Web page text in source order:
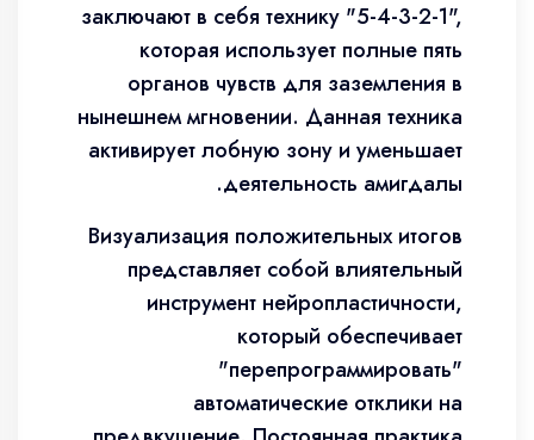
заключают в себя технику "5-4-3-2-1",
которая использует полные пять
органов чувств для заземления в
нынешнем мгновении. Данная техника
активирует лобную зону и уменьшает
деятельность амигдалы.
Визуализация положительных итогов
представляет собой влиятельный
инструмент нейропластичности,
который обеспечивает
"перепрограммировать"
автоматические отклики на